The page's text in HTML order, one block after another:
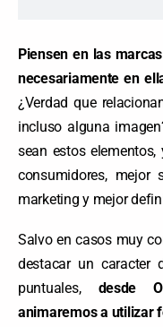
Piensen en las
necesariamente en
¿Verdad que
incluso alguna
sean estos
consumidores,
marketing y mejor
Salvo en casos muy
destacar un caracter
puntuales, desde
animaremos a utilizar